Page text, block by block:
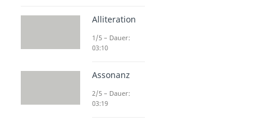
Alliteration
1/5 – Dauer:
03:10
Assonanz
2/5 – Dauer:
03:19